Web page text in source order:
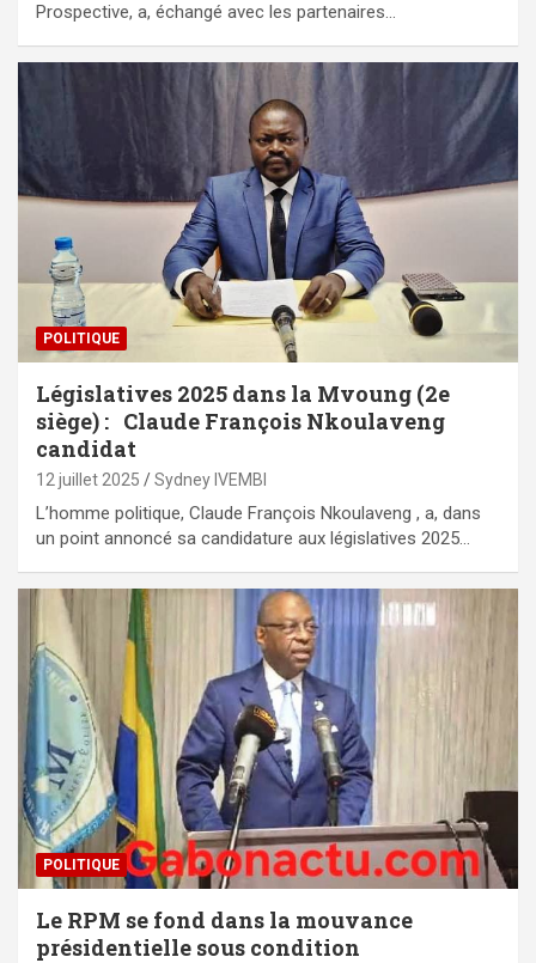
Prospective, a, échangé avec les partenaires…
POLITIQUE
Législatives 2025 dans la Mvoung (2e
siège) : Claude François Nkoulaveng
candidat
12 juillet 2025 Sydney IVEMBI
L’homme politique, Claude François Nkoulaveng , a, dans
un point annoncé sa candidature aux législatives 2025…
POLITIQUE
Le RPM se fond dans la mouvance
présidentielle sous condition